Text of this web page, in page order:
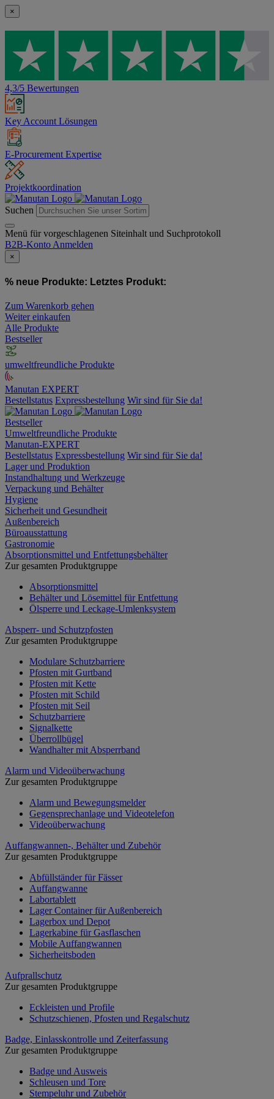
×
4,3/5 Bewertungen
Key Account Lösungen
E-Procurement Expertise
Projektkoordination
Suchen
Menü für vorgeschlagenen Siteinhalt und Suchprotokoll
B2B-Konto Anmelden
×
% neue Produkte: Letztes Produkt:
Zum Warenkorb gehen
Weiter einkaufen
Alle Produkte
Bestseller
umweltfreundliche Produkte
Manutan EXPERT
Bestellstatus Expressbestellung Wir sind für Sie da!
Bestseller
Umweltfreundliche Produkte
Manutan-EXPERT
Bestellstatus Expressbestellung Wir sind für Sie da!
Lager und Produktion
Instandhaltung und Werkzeuge
Verpackung und Behälter
Hygiene
Sicherheit und Gesundheit
Außenbereich
Büroausstattung
Gastronomie
Absorptionsmittel und Entfettungsbehälter
Zur gesamten Produktgruppe
Absorptionsmittel
Behälter und Lösemittel für Entfettung
Ölsperre und Leckage-Umlenksystem
Absperr- und Schutzpfosten
Zur gesamten Produktgruppe
Modulare Schutzbarriere
Pfosten mit Gurtband
Pfosten mit Kette
Pfosten mit Schild
Pfosten mit Seil
Schutzbarriere
Signalkette
Überrollbügel
Wandhalter mit Absperrband
Alarm und Videoüberwachung
Zur gesamten Produktgruppe
Alarm und Bewegungsmelder
Gegensprechanlage und Videotelefon
Videoüberwachung
Auffangwannen-, Behälter und Zubehör
Zur gesamten Produktgruppe
Abfüllständer für Fässer
Auffangwanne
Labortablett
Lager Container für Außenbereich
Lagerbox und Depot
Lagerkabine für Gasflaschen
Mobile Auffangwannen
Sicherheitsboden
Aufprallschutz
Zur gesamten Produktgruppe
Eckleisten und Profile
Schutzschienen, Pfosten und Regalschutz
Badge, Einlasskontrolle und Zeiterfassung
Zur gesamten Produktgruppe
Badge und Ausweis
Schleusen und Tore
Stempeluhr und Zubehör